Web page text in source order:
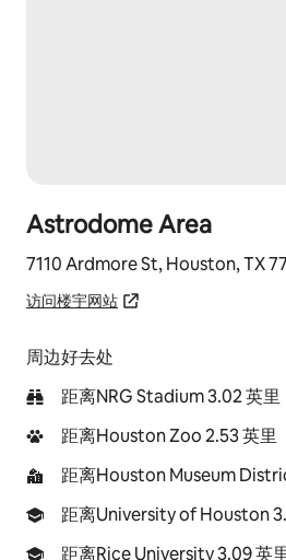
Astrodome Area
7110 Ardmore St, Houston, TX
访问楼宇网站
周边好去处
距离NRG Stadium 3.02 英里
距离Houston Zoo 2.53 英里
距离Houston Museum
距离University of Houston
距离Rice University 3.09 英